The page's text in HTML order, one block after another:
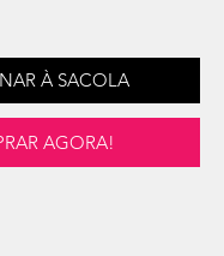
À SACOLA
AGORA!